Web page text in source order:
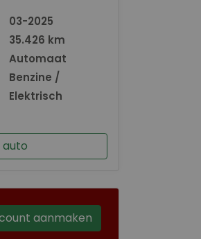
03-2025
35.426 km
Automaat
Benzine /
Elektrisch
auto
aanmaken